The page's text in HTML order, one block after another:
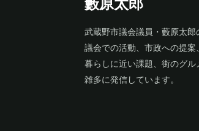
藪原太郎
武蔵野市議会議員・藪原太郎
議会での活動、市政への提案
暮らしに近い課題、街のグル
雑多に発信しています。